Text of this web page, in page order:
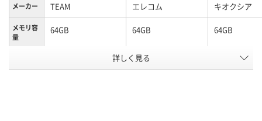
メーカー TEAM エレコム キオクシア
メモリ容
量
64GB 64GB 64GB
ノック式 キャップ式
詳しく見る